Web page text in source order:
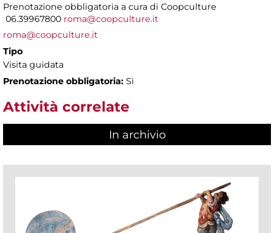
Prenotazione obbligatoria a cura di Coopculture
06.39967800 roma@coopculture.it
roma@coopculture.it
Tipo
Visita guidata
Prenotazione obbligatoria: Sì
Attività correlate
In archivio